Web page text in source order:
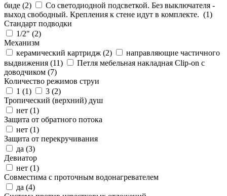
биде (2)
Со светодиодной подсветкой. Без выключателя -
выход свободный. Крепления к стене идут в комплекте. (1)
Стандарт подводки
1/2" (2)
Механизм
керамический картридж (2)
направляющие частичного
выдвижения (11)
Петля мебельная накладная Clip-on с
доводчиком (7)
Количество режимов струи
1 (1) 3 (2)
Тропический (верхний) душ
нет (1)
Защита от обратного потока
нет (1)
Защита от перекручивания
да (3)
Девиатор
нет (1)
Совместима с проточным водонагревателем
да (4)